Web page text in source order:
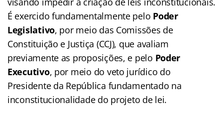
É exercido fundamentalmente pelo Poder
Legislativo, por meio das Comissões de
Constituição e Justiça (CCJ), que avaliam
previamente as proposições, e pelo Poder
Executivo, por meio do veto jurídico do
Presidente da República fundamentado na
inconstitucionalidade do projeto de lei.